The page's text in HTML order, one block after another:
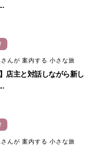
んが 案内する 小さな旅
店主と対話しながら新し
んが 案内する 小さな旅